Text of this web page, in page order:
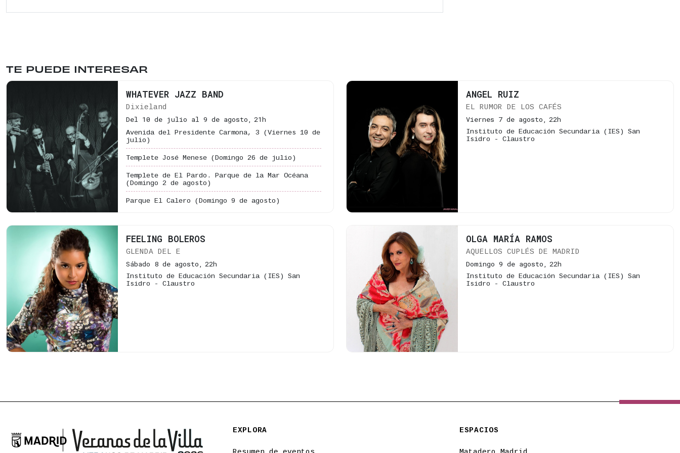
TE PUEDE INTERESAR
WHATEVER JAZZ BAND
Dixieland
Del 10 de julio al 9 de agosto, 21h
Avenida del Presidente Carmona, 3 (Viernes 10 de
julio)
Templete José Menese (Domingo 26 de julio)
Templete de El Pardo. Parque de la Mar Océana
(Domingo 2 de agosto)
Parque El Calero (Domingo 9 de agosto)
ANGEL RUIZ
EL RUMOR DE LOS CAFÉS
Viernes 7 de agosto, 22h
Instituto de Educación Secundaria (IES) San
Isidro - Claustro
FEELING BOLEROS
GLENDA DEL E
Sábado 8 de agosto, 22h
Instituto de Educación Secundaria (IES) San
Isidro - Claustro
OLGA MARÍA RAMOS
AQUELLOS CUPLÉS DE MADRID
Domingo 9 de agosto, 22h
Instituto de Educación Secundaria (IES) San
Isidro - Claustro

Ayuntamiento de Madrid
EXPLORA ESPACIOS